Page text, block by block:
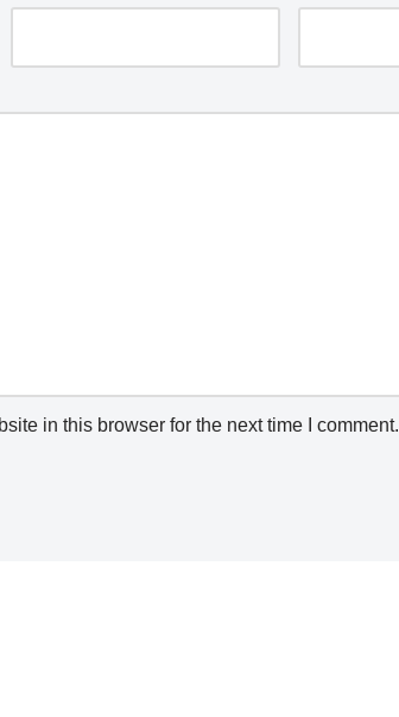
in this browser for the next time I comment.